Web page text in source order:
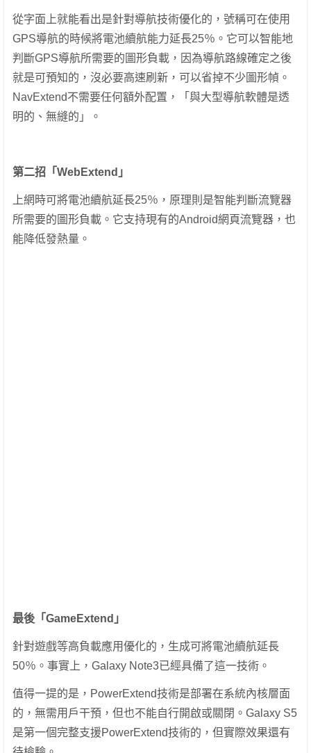
從字面上就能看出是針對導航技術優化的，號稱可在使用
GPS導航的時候將電池續航能力延長25％。它可以智能地
判斷GPS導航所需要的圖形負載，因為導航路線確定之後
就是可預知的，沒必要高速刷新，可以省掉不少圖形幀。
NavExtend不需要任何額外配置，「與大型導航軟體是透
明的、無縫的」。
第二招「WebExtend」
上網時可將電池續航延長25％，原理則是智能判斷流覽器
所需要的圖形負載。它支持現有的Android網頁流覽器，也
能降低發熱量。
最後「GameExtend」
針對遊戲等高負載應用優化的，生成可將電池續航延長
50％。事實上，Galaxy Note3已經具備了這一技術。
值得一提的是，PowerExtend技術是部署在系統內核層面
的，無需用戶干預，但也不能自行開啟或關閉。Galaxy S5
是第一個完整支援PowerExtend技術的，但實際效果還有